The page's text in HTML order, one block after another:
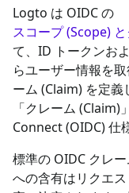
Logto は OIDC の
スコープ (Scope)
て、ID トークンお
らユーザー情報を
ーム (Claim) を定義
「クレーム
Connect (OIDC) 仕
標準の OIDC クレ
への含有はリクエ